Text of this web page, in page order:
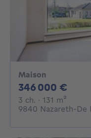
Maison
346 000 €
3 ch. 3 chambres
· 131 m²
9840 Nazareth-De